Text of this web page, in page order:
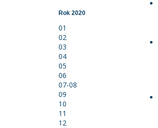
Rok 2020
01
02
03
04
05
06
07-08
09
10
11
12